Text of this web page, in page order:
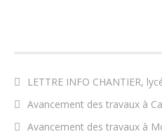
LETTRE INFO CHANTIER,
Avancement des travaux à
Avancement des travaux à